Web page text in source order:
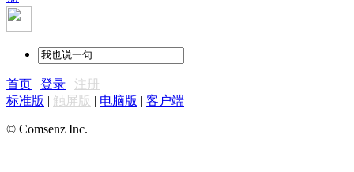
首页 | 登录 | 注册
标准版 | 触屏版 | 电脑版 | 客户端
© Comsenz Inc.